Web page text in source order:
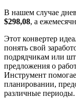
В нашем случае
$298,08, а
Этот конвертер
понять свой
подрядчикам или
предложения о
Инструмент
планировании,
различные периоды.